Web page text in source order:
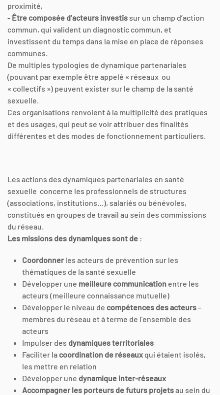
proximité,
- Être composée d’acteurs investis sur un champ d’action
commun, qui valident un diagnostic commun, et
investissent du temps dans la mise en place de réponses
communes.
De multiples typologies de dynamique partenariales
(pouvant par exemple être appelé « réseaux ou
« collectifs ») peuvent exister sur le champ de la santé
sexuelle.
Ces organisations renvoient à la multiplicité des pratiques
et des usages, qui peut se voir attribuer des finalités
différentes et des modes de fonctionnement particuliers.
Les actions des dynamiques partenariales en santé
sexuelle concerne les professionnels de structures
(associations, institutions…), salariés ou bénévoles,
constitués en groupes de travail au sein des commissions
du réseau.
Les missions des dynamiques sont de :
Coordonnerles acteurs de prévention sur les
thématiques de la santé sexuelle
Développer une meilleure communication entre les
acteurs (meilleure connaissance mutuelle)
Développer le niveau de compétences des acteurs–
membres du réseau et à terme de l’ensemble des
acteurs
Impulser des dynamiques territoriales
Faciliter la coordination de réseaux qui étaient isolés,
les mettre en relation
Développer une dynamique inter-réseaux
Accompagner les porteurs de futurs projetsau sein du